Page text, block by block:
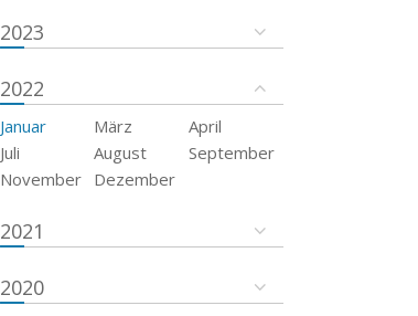
2023
2022
Januar März
April
Juli
August
September
November
Dezember
2021
2020